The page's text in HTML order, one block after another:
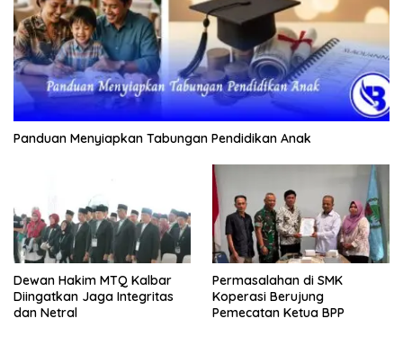
Panduan Menyiapkan Tabungan Pendidikan Anak
Dewan Hakim MTQ Kalbar
Diingatkan Jaga Integritas
dan Netral
Permasalahan di SMK
Koperasi Berujung
Pemecatan Ketua BPP